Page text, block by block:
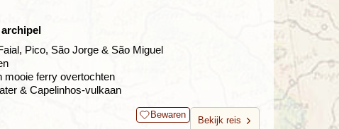
Pico, São Jorge & São Miguel
mooie ferry overtochten
& Capelinhos-vulkaan
Bewaren
Bekijk reis